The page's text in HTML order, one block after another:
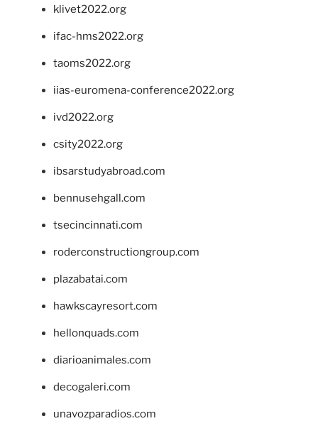
klivet2022.org
ifac-hms2022.org
taoms2022.org
iias-euromena-conference2022.org
ivd2022.org
csity2022.org
ibsarstudyabroad.com
bennusehgall.com
tsecincinnati.com
roderconstructiongroup.com
plazabatai.com
hawkscayresort.com
hellonquads.com
diarioanimales.com
decogaleri.com
unavozparadios.com